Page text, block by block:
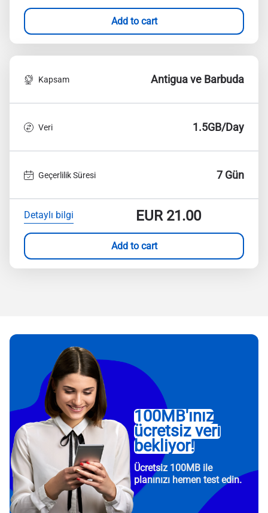
Add to cart
Kapsam Antigua ve Barbuda
Veri 1.5GB/Day
Geçerlilik Süresi 7 Gün
Detaylı bilgi EUR21.00
Add to cart
100MB'ınız
ücretsiz veri
bekliyor!
Ücretsiz 100MB ile
planınızı hemen test edin.